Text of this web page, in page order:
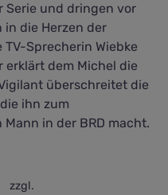
Serie und dringen vor
die Herzen der
TV-Sprecherin Wiebke
erklärt dem Michel die
überschreitet die
ihn zum
in der BRD macht.
zzgl.